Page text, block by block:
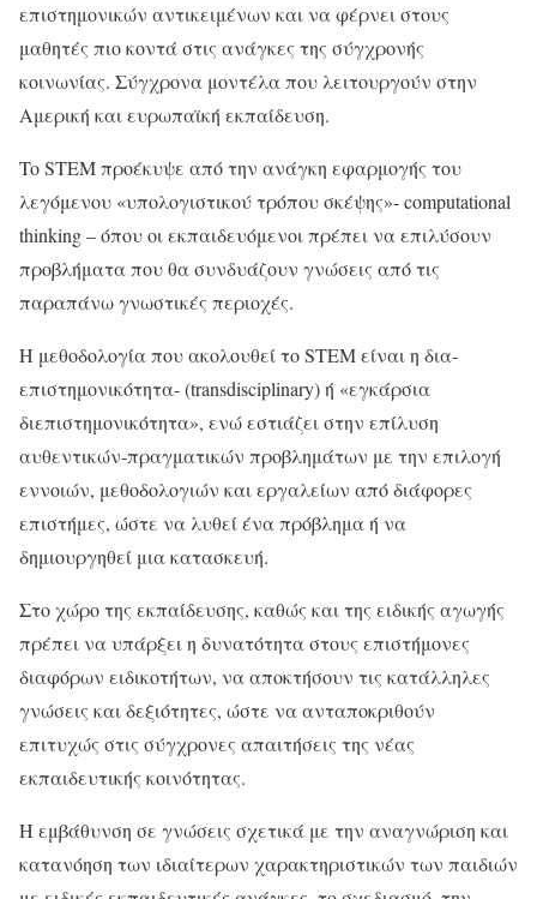
επιστημονικών αντικειμένων και να φέρνει στους
μαθητές πιο κοντά στις ανάγκες της σύγχρονής
κοινωνίας. Σύγχρονα μοντέλα που λειτουργούν στην
Αμερική και ευρωπαϊκή εκπαίδευση.
To STEM προέκυψε από την ανάγκη εφαρμογής του
λεγόμενου «υπολογιστικού τρόπου σκέψης»- computational
thinking – όπου οι εκπαιδευόμενοι πρέπει να επιλύσουν
προβλήματα που θα συνδυάζουν γνώσεις από τις
παραπάνω γνωστικές περιοχές.
Η μεθοδολογία που ακολουθεί το STEM είναι η δια-
επιστημονικότητα- (transdisciplinary) ή «εγκάρσια
διεπιστημονικότητα», ενώ εστιάζει στην επίλυση
αυθεντικών-πραγματικών προβλημάτων με την επιλογή
εννοιών, μεθοδολογιών και εργαλείων από διάφορες
επιστήμες, ώστε να λυθεί ένα πρόβλημα ή να
δημιουργηθεί μια κατασκευή.
Στο χώρο της εκπαίδευσης, καθώς και της ειδικής αγωγής
πρέπει να υπάρξει η δυνατότητα στους επιστήμονες
διαφόρων ειδικοτήτων, να αποκτήσουν τις κατάλληλες
γνώσεις και δεξιότητες, ώστε να ανταποκριθούν
επιτυχώς στις σύγχρονες απαιτήσεις της νέας
εκπαιδευτικής κοινότητας.
Η εμβάθυνση σε γνώσεις σχετικά με την αναγνώριση και
κατανόηση των ιδιαίτερων χαρακτηριστικών των παιδιών